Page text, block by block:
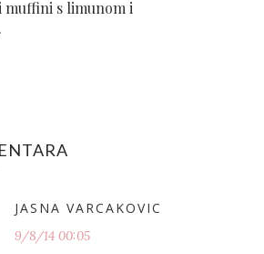
muffini s limunom i
JASNA VARCAKOVIC
9/8/14 00:05